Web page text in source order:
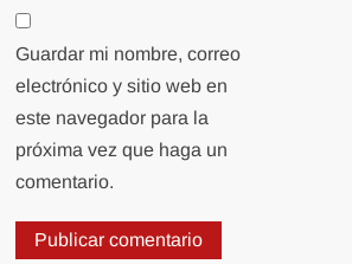
Guardar mi nombre, correo
electrónico y sitio web en
este navegador para la
próxima vez que haga un
comentario.